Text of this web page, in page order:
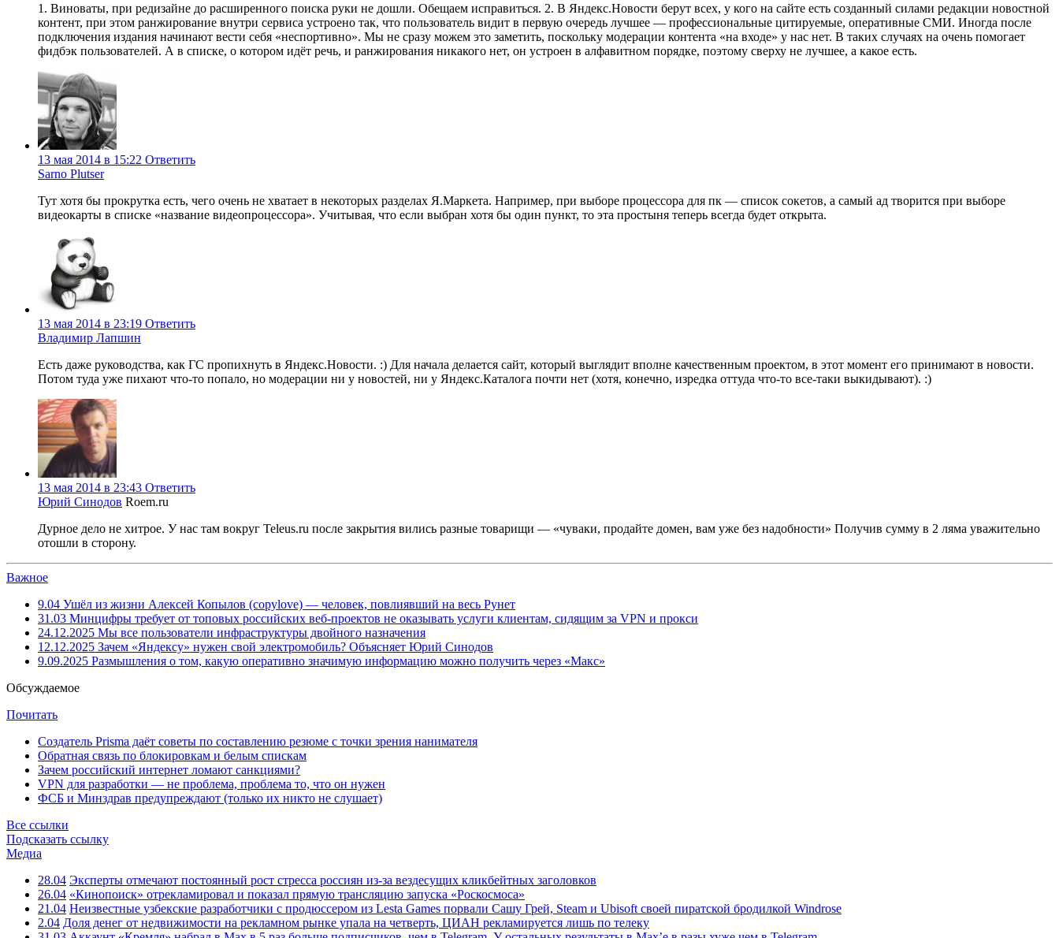
1. Виноваты, при редизайне до расширенного поиска руки не дошли. Обещаем исправиться. 2. В Яндекс.Новости берут всех, у кого на сайте есть созданный силами редакции новостной
контент, при этом ранжирование внутри сервиса устроено так, что пользователь видит в первую очередь лучшее — профессиональные цитируемые, оперативные СМИ. Иногда после
подключения издания начинают вести себя «неспортивно». Мы не сразу можем это заметить, поскольку модерации контента «на входе» у нас нет. В таких случаях на очень помогает
фидбэк пользователей. А в списке, о котором идёт речь, и ранжирования никакого нет, он устроен в алфавитном порядке, поэтому сверху не лучшее, а какое есть.
13 мая 2014 в 15:22 Ответить
Sarno Plutser
Тут хотя бы прокрутка есть, чего очень не хватает в некоторых разделах Я.Маркета. Например, при выборе процессора для пк — список сокетов, а самый ад творится при выборе
видеокарты в списке «название видеопроцессора». Учитывая, что если выбран хотя бы один пункт, то эта простыня теперь всегда будет открыта.
13 мая 2014 в 23:19 Ответить
Владимир Лапшин
Есть даже руководства, как ГС пропихнуть в Яндекс.Новости. :) Для начала делается сайт, который выглядит вполне качественным проектом, в этот момент его принимают в новости.
Потом туда уже пихают что-то попало, но модерации ни у новостей, ни у Яндекс.Каталога почти нет (хотя, конечно, изредка оттуда что-то все-таки выкидывают). :)
13 мая 2014 в 23:43 Ответить
Юрий Синодов Roem.ru
Дурное дело не хитрое. У нас там вокруг Teleus.ru после закрытия вились разные товарищи — «чуваки, продайте домен, вам уже без надобности» Получив сумму в 2 ляма уважительно
отошли в сторону.
Важное
9.04 Ушёл из жизни Алексей Копылов (copylove) — человек, повлиявший на весь Рунет
31.03 Минцифры требует от топовых российских веб-проектов не оказывать услуги клиентам, сидящим за VPN и прокси
24.12.2025 Мы все пользователи инфраструктуры двойного назначения
12.12.2025 Зачем «Яндексу» нужен свой электромобиль? Объясняет Юрий Синодов
9.09.2025 Размышления о том, какую оперативно значимую информацию можно получить через «Макс»
Обсуждаемое
Почитать
Создатель Prisma даёт советы по составлению резюме с точки зрения нанимателя
Обратная связь по блокировкам и белым спискам
Зачем российский интернет ломают санкциями?
VPN для разработки — не проблема, проблема то, что он нужен
ФСБ и Минздрав предупреждают (только их никто не слушает)
Все ссылки
Подсказать ссылку
Медиа
28.04 Эксперты отмечают постоянный рост стресса россиян из-за вездесущих кликбейтных заголовков
26.04 «Кинопоиск» отрекламировал и показал прямую трансляцию запуска «Роскосмоса»
21.04 Неизвестные узбекские разработчики с продюссером из Lesta Games порвали Сашу Грей, Steam и Ubisoft своей пиратской бродилкой Windrose
2.04 Доля денег от недвижимости на рекламном рынке упала на четверть, ЦИАН рекламируется лишь по телеку